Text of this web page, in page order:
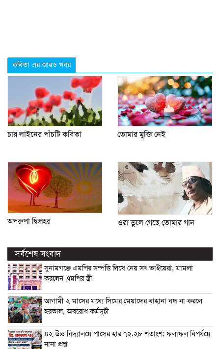
কবিতা এর আরও খবর
চার লাইনের পাঁচটি কবিতা তোমার মুক্তি নেই
অপরুপা দ্বিপ্রহর ওরা ভুলে গেছে তোমার গান
সর্বশেষ সংবাদ
সুনামগঞ্জে এমপির সম্পত্তি লিখে নেয় সৎ ভাইয়েরা, মামলা
করলেন এমপির স্ত্রী
আগামী ২ মাসের মধ্যে সিমের মেয়াদের বাহানা বন্ধ না করলে
হরতাল, অবরোধ কর্মসূচী
৪২ উচ্চ বিদ্যালয়ে পাসের হার ৭২.২৮ শতাংশ; ফলাফল বিপর্যয়ে
নানা প্রশ্ন